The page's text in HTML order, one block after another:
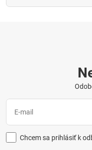
Chcem sa prihlásiť k